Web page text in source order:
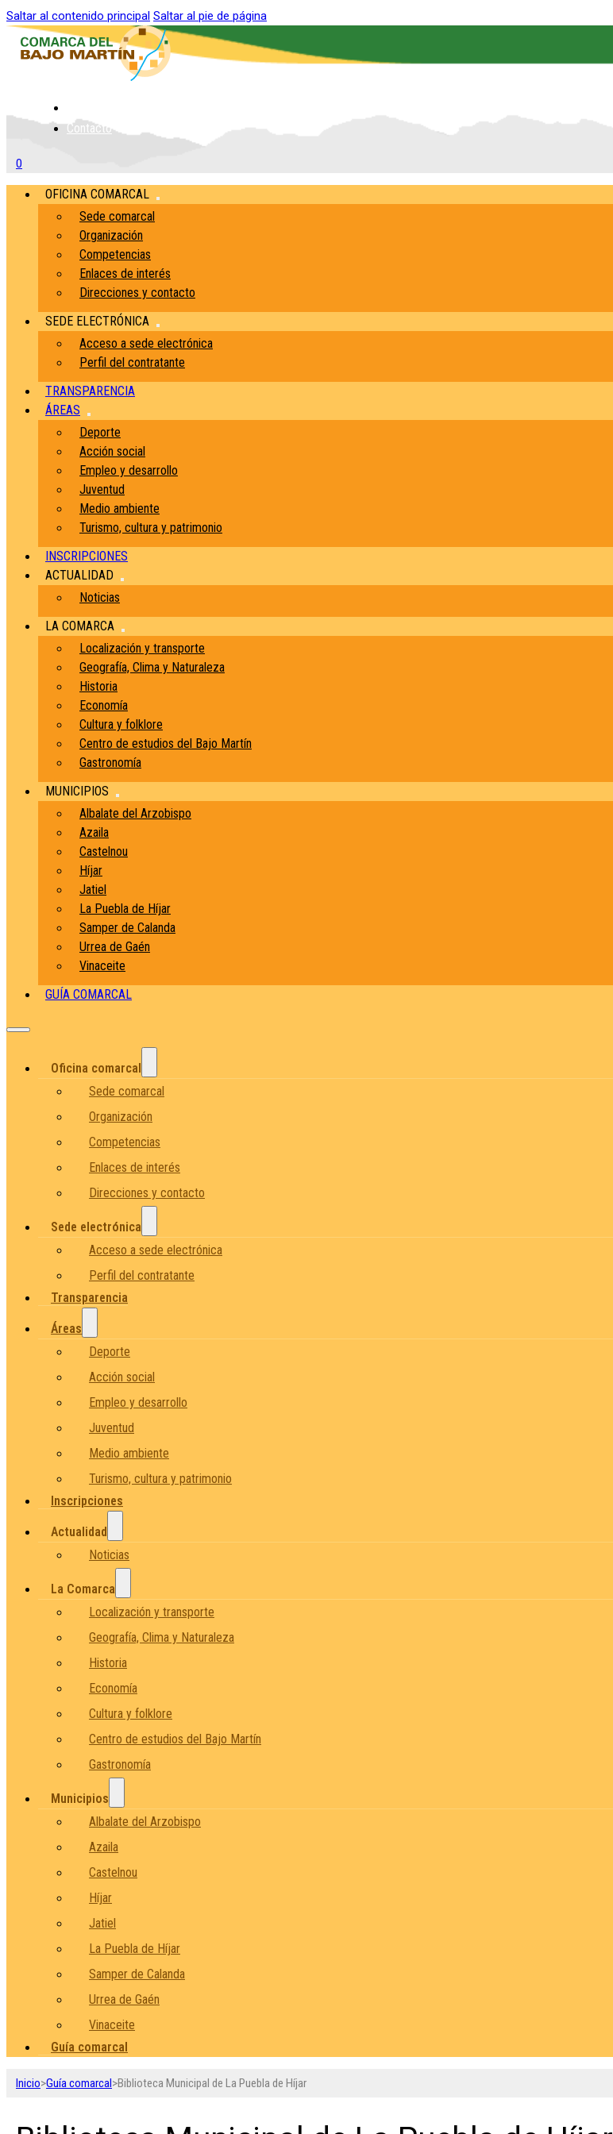
Saltar al contenido principal Saltar al pie de página
Contacto
0
OFICINA COMARCAL
Sede comarcal
Organización
Competencias
Enlaces de interés
Direcciones y contacto
SEDE ELECTRÓNICA
Acceso a sede electrónica
Perfil del contratante
TRANSPARENCIA
ÁREAS
Deporte
Acción social
Empleo y desarrollo
Juventud
Medio ambiente
Turismo, cultura y patrimonio
INSCRIPCIONES
ACTUALIDAD
Noticias
LA COMARCA
Localización y transporte
Geografía, Clima y Naturaleza
Historia
Economía
Cultura y folklore
Centro de estudios del Bajo Martín
Gastronomía
MUNICIPIOS
Albalate del Arzobispo
Azaila
Castelnou
Híjar
Jatiel
La Puebla de Híjar
Samper de Calanda
Urrea de Gaén
Vinaceite
GUÍA COMARCAL
Oficina comarcal
Sede comarcal
Organización
Competencias
Enlaces de interés
Direcciones y contacto
Sede electrónica
Acceso a sede electrónica
Perfil del contratante
Transparencia
Áreas
Deporte
Acción social
Empleo y desarrollo
Juventud
Medio ambiente
Turismo, cultura y patrimonio
Inscripciones
Actualidad
Noticias
La Comarca
Localización y transporte
Geografía, Clima y Naturaleza
Historia
Economía
Cultura y folklore
Centro de estudios del Bajo Martín
Gastronomía
Municipios
Albalate del Arzobispo
Azaila
Castelnou
Híjar
Jatiel
La Puebla de Híjar
Samper de Calanda
Urrea de Gaén
Vinaceite
Guía comarcal
Inicio>Guía comarcal>Biblioteca Municipal de La Puebla de Híjar